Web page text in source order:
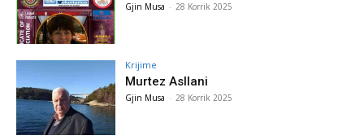
Gjin Musa - 28 Korrik 2025
Krijime
Murtez Asllani
Gjin Musa - 28 Korrik 2025